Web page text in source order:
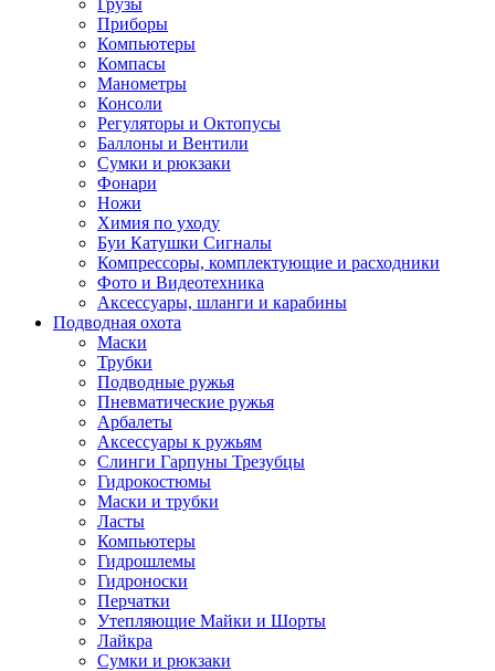
Грузы
Приборы
Компьютеры
Компасы
Манометры
Консоли
Регуляторы и Октопусы
Баллоны и Вентили
Сумки и рюкзаки
Фонари
Ножи
Химия по уходу
Буи Катушки Сигналы
Компрессоры, комплектующие и расходники
Фото и Видеотехника
Аксессуары, шланги и карабины
Подводная охота
Маски
Трубки
Подводные ружья
Пневматические ружья
Арбалеты
Аксессуары к ружьям
Слинги Гарпуны Трезубцы
Гидрокостюмы
Маски и трубки
Ласты
Компьютеры
Гидрошлемы
Гидроноски
Перчатки
Утепляющие Майки и Шорты
Лайкра
Сумки и рюкзаки